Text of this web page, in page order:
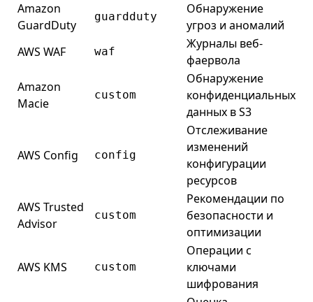
Amazon
GuardDuty
guardduty
Обнаружение
угроз и аномалий
AWS WAF
waf
Журналы веб-
фаервола
Amazon
Macie
custom
Обнаружение
конфиденциальных
данных в S3
AWS Config config
Отслеживание
изменений
конфигурации
ресурсов
AWS Trusted
Advisor
custom
Рекомендации по
безопасности и
оптимизации
AWS KMS custom
Операции с
ключами
шифрования